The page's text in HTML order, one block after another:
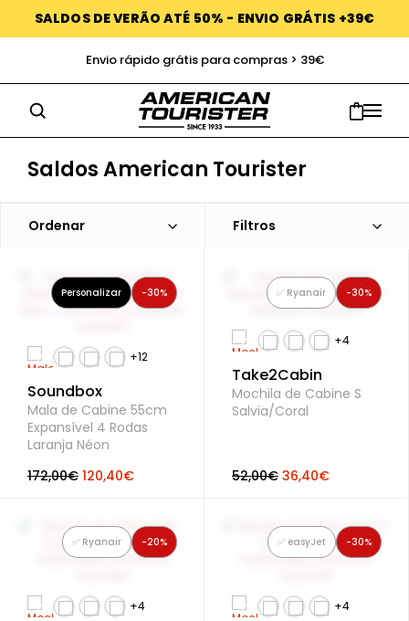
SALDOS DE VERÃO ATÉ 50% - ENVIO GRÁTIS +39€
Envio rápido grátis para compras > 39€
Saldos American Tourister
Ordenar Filtros
Personalizar -30%
Soundbox
Mala de Cabine 55cm
Expansível 4 Rodas
Laranja Néon
172,00€ 120,40€
✅ Ryanair -30%
Take2Cabin
Mochila de Cabine S
Salvia/Coral
52,00€ 36,40€
✅ Ryanair -20% ✅ easyJet -30%